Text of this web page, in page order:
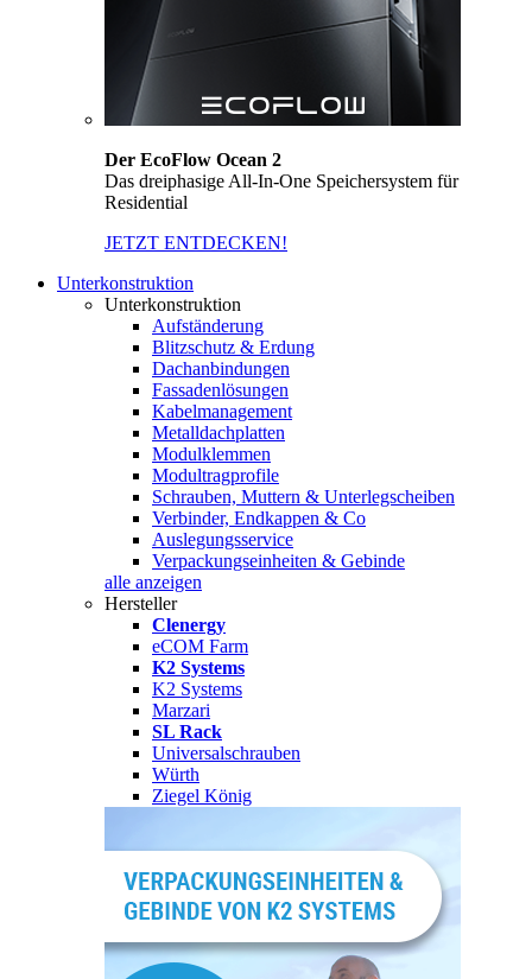
Der EcoFlow Ocean 2
Das dreiphasige All-In-One Speichersystem für
Residential
JETZT ENTDECKEN!
Unterkonstruktion
Unterkonstruktion
Aufständerung
Blitzschutz & Erdung
Dachanbindungen
Fassadenlösungen
Kabelmanagement
Metalldachplatten
Modulklemmen
Modultragprofile
Schrauben, Muttern & Unterlegscheiben
Verbinder, Endkappen & Co
Auslegungsservice
Verpackungseinheiten & Gebinde
alle anzeigen
Hersteller
Clenergy
eCOM Farm
K2 Systems
K2 Systems
Marzari
SL Rack
Universalschrauben
Würth
Ziegel König